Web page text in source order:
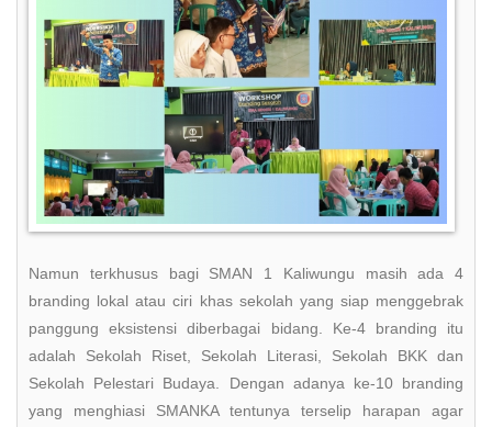
Namun terkhusus bagi SMAN 1 Kaliwungu masih ada 4
branding lokal atau ciri khas sekolah yang siap menggebrak
panggung eksistensi diberbagai bidang. Ke-4 branding itu
adalah Sekolah Riset, Sekolah Literasi, Sekolah BKK dan
Sekolah Pelestari Budaya. Dengan adanya ke-10 branding
yang menghiasi SMANKA tentunya terselip harapan agar